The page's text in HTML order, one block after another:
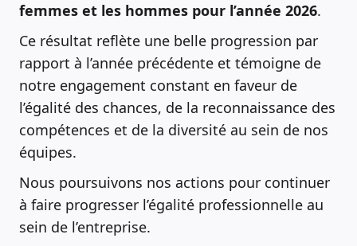
femmes et les hommes pour l’année 2026.
Ce résultat reflète une belle progression par
rapport à l’année précédente et témoigne de
notre engagement constant en faveur de
l’égalité des chances, de la reconnaissance des
compétences et de la diversité au sein de nos
équipes.
Nous poursuivons nos actions pour continuer
à faire progresser l’égalité professionnelle au
sein de l’entreprise.